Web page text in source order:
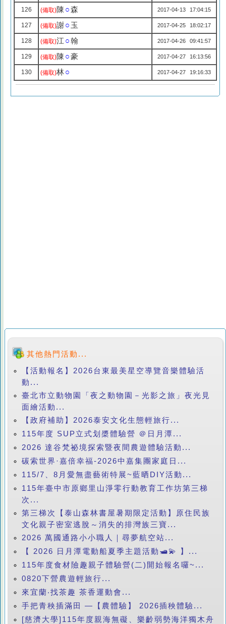
126 (備取)陳 ○森 2017-04-13 17:04:15
127 (備取)謝○ 玉 2017-04-25 18:02:17
128 (備取)江 ○翰 2017-04-26 09:41:57
129 (備取)陳 ○豪 2017-04-27 16:13:56
130 (備取)林○ 2017-04-27 19:16:33
其他熱門活動...
【活動報名】2026台東最美星空導覽音樂體驗活
動...
臺北市立動物園「夜之動物園－光影之旅」夜光見
面繪活動...
【政府補助】2026泰安文化生態輕旅行...
115年度 SUP立式划槳體驗營 ＠日月潭...
2026 達谷梵祕境探索暨夜間農遊體驗活動...
碳索世界·嘉倍幸福-2026中嘉集團家庭日...
115/7、8月愛無盡藝術特展~藍晒DIY活動...
115年臺中市原鄉里山淨零行動教育工作坊第三梯
次...
第三梯次【泰山森林書屋暑期限定活動】原住民族
文化親子密室逃脫～消失的排灣族三寶...
2026 萬國通路小小職人｜尋夢航空站...
【 2026 日月潭電動船夏季主題活動🛥️💫 】...
115年度食材險趣親子體驗營(二)開始報名囉~...
0820下營農遊輕旅行...
來宜蘭‧找茶趣 茶香運動會...
手把青秧插滿田 —【農體驗】 2026插秧體驗...
[慈濟大學]115年度親海無礙、樂齡弱勢海洋獨木舟